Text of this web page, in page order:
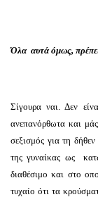
Όλα αυτά όμως,
Σίγουρα ναι. Δεν
ανεπανόρθωτα και
σεξισμός για τη
της γυναίκας ως
διαθέσιμο και στο
τυχαίο ότι τα